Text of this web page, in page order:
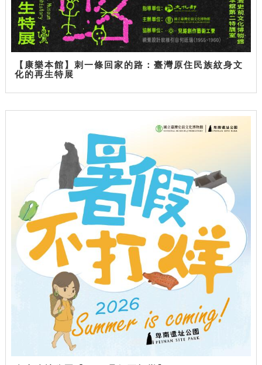
【康樂本館】刺一條回家的路：臺灣原住民族紋身文
化的再生特展